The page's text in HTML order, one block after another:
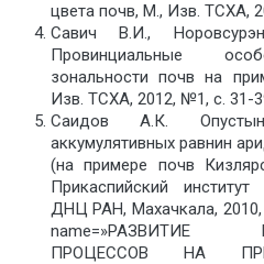
цвета почв, М., Изв. ТСХА,
Савич В.И.,
Провинциальные
зональности почв на
Изв. ТСХА, 2012, №1, с. 31-
Саидов А.К.
аккумулятивных равнин
(на примере почв
Прикаспийский институт
ДНЦ РАН, Махачкала, 2010,
name=»РАЗВИТИЕ
ПРОЦЕССОВ НА